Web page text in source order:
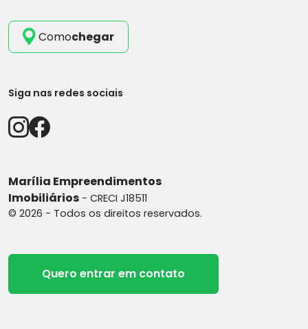
Comochegar
Siga nas redes sociais
Marília Empreendimentos
Imobiliários - CRECI J18511
© 2026 - Todos os direitos reservados.
Quero entrar em contato